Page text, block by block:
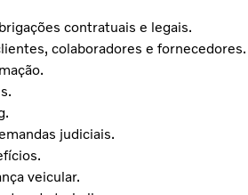
contratuais e legais.
colaboradores e fornecedores.
judiciais.
veicular.